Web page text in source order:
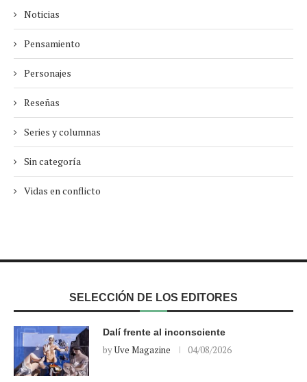
Noticias
Pensamiento
Personajes
Reseñas
Series y columnas
Sin categoría
Vidas en conflicto
SELECCIÓN DE LOS EDITORES
Dalí frente al inconsciente
byUve Magazine 04/08/2026